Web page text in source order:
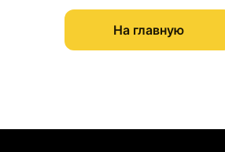
На главную